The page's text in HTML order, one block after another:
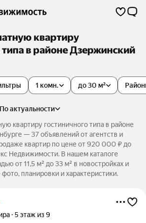
квартиру
типа в районе Дзержинский
1 комн. до 30 м²
по актуальности
квартиру гостиничного типа в районе
— 37 объявлений от агентств и
квартир по цене от 920 000 ₽ до
Недвижимости. В нашем каталоге
от 11,5 м² до 33 м² в новостройках и
планировки и характеристики.
5 этаж из 9